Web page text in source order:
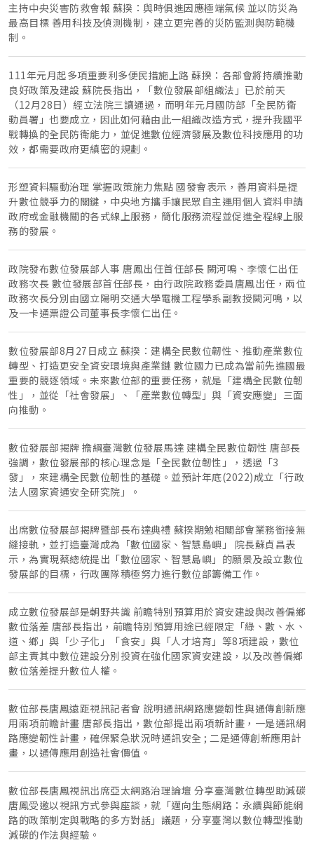
主持中央災害防救會報 蘇揆：與時俱進因應極端氣候 並以防災為
最高目標 善用科技及偵測機制，建立更完善的災防監測與防範機
制。
111年元月起多項重要利多便民措施上路 蘇揆：各部會將持續推動
良好政策及建設 蘇院長指出，「數位發展部組織法」已於前天
（12月28日）經立法院三讀通過，而明年元月國防部「全民防衛
動員署」也要成立，因此如何藉由此一組織改造方式，提升我國平
戰轉換的全民防衛能力，並促進數位經濟發展及數位科技應用的功
效，都需要政府更縝密的規劃。
形塑資料驅動治理 掌握政策施力焦點 國發會表示，善用資料是提
升數位競爭力的關鍵，中央地方攜手讓民眾自主運用個人資料申請
政府或金融機關的各式線上服務，簡化服務流程並促進全程線上服
務的發展。
政院發布數位發展部人事 唐鳳出任首任部長 闕河鳴、李懷仁出任
政務次長 數位發展部首任部長，由行政院政務委員唐鳳出任，兩位
政務次長分別由國立陽明交通大學電機工程學系副教授闕河鳴，以
及一卡通票證公司董事長李懷仁出任。
數位發展部8月27日成立 蘇揆：建構全民數位韌性、推動產業數位
轉型、打造更安全資安環境與產業鏈 數位國力已成為當前先進國最
重要的競逐領域。未來數位部的重要任務，就是「建構全民數位韌
性」，並從「社會發展」、「產業數位轉型」與「資安應變」三面
向推動。
數位發展部揭牌 擔綱臺灣數位發展馬達 建構全民數位韌性 唐部長
強調，數位發展部的核心理念是「全民數位韌性」，透過「3
發」，來建構全民數位韌性的基礎。並預計年底(2022)成立「行政
法人國家資通安全研究院」。
出席數位發展部揭牌暨部長布達典禮 蘇揆期勉相關部會業務銜接無
縫接軌，並打造臺灣成為「數位國家、智慧島嶼」 院長蘇貞昌表
示，為實現蔡總統提出「數位國家、智慧島嶼」的願景及設立數位
發展部的目標，行政團隊積極努力進行數位部籌備工作。
成立數位發展部是朝野共識 前瞻特別預算用於資安建設與改善偏鄉
數位落差 唐部長指出，前瞻特別預算用途已經限定「綠、數、水、
道、鄉」與「少子化」「食安」與「人才培育」等8項建設，數位
部主責其中數位建設分別投資在強化國家資安建設，以及改善偏鄉
數位落差提升數位人權。
數位部長唐鳳遠距視訊記者會 說明通訊網路應變韌性與通傳創新應
用兩項前瞻計畫 唐部長指出，數位部提出兩項新計畫，一是通訊網
路應變韌性計畫，確保緊急狀況時通訊安全 ; 二是通傳創新應用計
畫，以通傳應用創造社會價值。
數位部長唐鳳視訊出席亞太網路治理論壇 分享臺灣數位轉型助減碳
唐鳳受邀以視訊方式參與座談，就「邁向生態網路：永續與節能網
路的政策制定與戰略的多方對話」議題，分享臺灣以數位轉型推動
減碳的作法與經驗。